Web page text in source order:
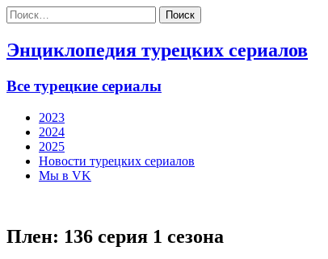
Найти:
Энциклопедия турецких сериалов
Все турецкие сериалы
2023
2024
2025
Новости турецких сериалов
Мы в VK
Плен: 136 серия 1 сезона